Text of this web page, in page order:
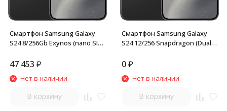
Смартфон Samsung Galaxy
S24 8/256Gb Exynos (nano SIM
47 453 ₽
Нет в наличии
В корзину
Смартфон Samsung Galaxy
S24 12/256 Snapdragon (Dual
0₽
Нет в наличии
В корзину